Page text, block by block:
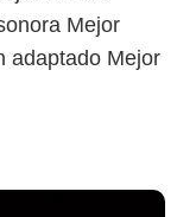
Mejor
adaptado Mejor